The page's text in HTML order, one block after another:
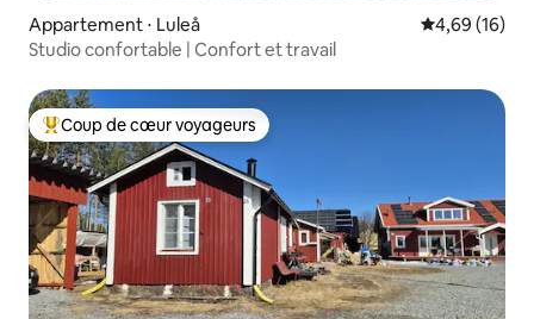
Appartement ⋅ Luleå Évaluation
4,69 (16)
Studio confortable | Confort et travail
Coups de cœur voyageurs les plus appréciés
Coup de cœur voyageurs